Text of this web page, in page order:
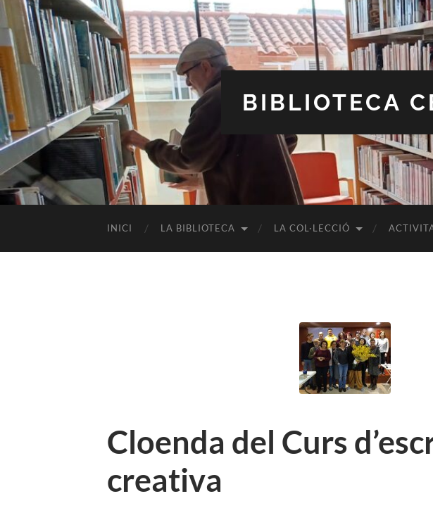
BIBLIOTECA
INICI LA BIBLIOTECA LA COL·LECCIÓ
Cloenda del Curs
creativa